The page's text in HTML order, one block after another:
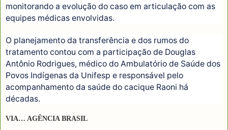
monitorando a evolução do caso em articulação com as
equipes médicas envolvidas.
O planejamento da transferência e dos rumos do
tratamento contou com a participação de Douglas
Antônio Rodrigues, médico do Ambulatório de Saúde dos
Povos Indígenas da Unifesp e responsável pelo
acompanhamento da saúde do cacique Raoni há
décadas.
VIA… AGÊNCIA BRASIL